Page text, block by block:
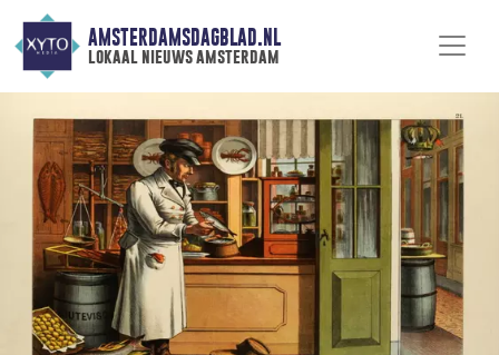
AMSTERDAMSDAGBLAD.NL
lokaal nieuws amsterdam